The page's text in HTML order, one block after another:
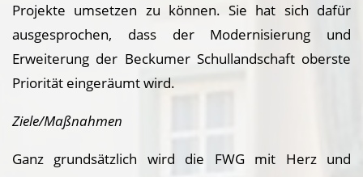
Projekte umsetzen zu können. Sie hat sich dafür
ausgesprochen, dass der Modernisierung und
Erweiterung der Beckumer Schullandschaft oberste
Priorität eingeräumt wird.
Ziele/Maßnahmen
Ganz grundsätzlich wird die FWG mit Herz und